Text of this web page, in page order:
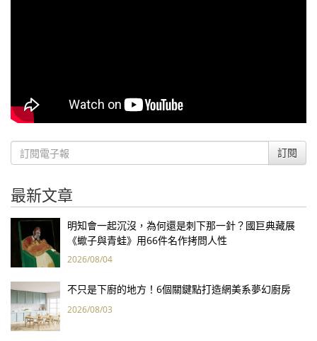
訂閱
最新文章
明知會一起沉沒，為何還是刺下那一針？國巨典藏展
《蠍子與青蛙》用66件名作拷問人性
2026/08/04
不只是下廚的地方！6個關鍵點打造網美系夢幻廚房
2026/08/03